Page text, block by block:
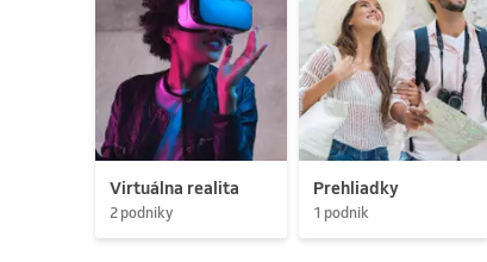
Virtuálna realita
2 podniky
Prehliadky
1 podnik